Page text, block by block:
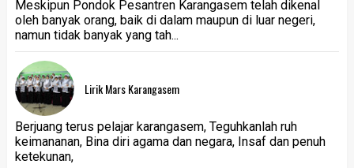
Meskipun Pondok Pesantren Karangasem telah dikenal
oleh banyak orang, baik di dalam maupun di luar negeri,
namun tidak banyak yang tah...
Lirik Mars Karangasem
Berjuang terus pelajar karangasem, Teguhkanlah ruh
keimananan, Bina diri agama dan negara, Insaf dan penuh
ketekunan,